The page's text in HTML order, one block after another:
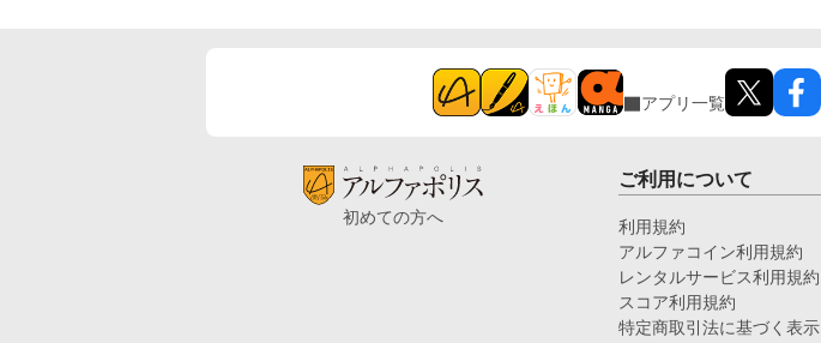
アプリ一覧
初めての方へ
ご利用について
利用規約
アルファコイン利用規約
レンタルサービス利用規約
スコア利用規約
特定商取引法に基づく表示